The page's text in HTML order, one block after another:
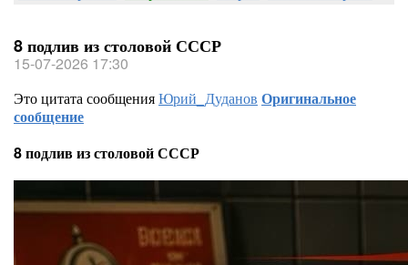
8 подлив из столовой СССР
15-07-2026 17:30
Это цитата сообщенияЮрий_Дуданов Оригинальное
сообщение
8 подлив из столовой СССР